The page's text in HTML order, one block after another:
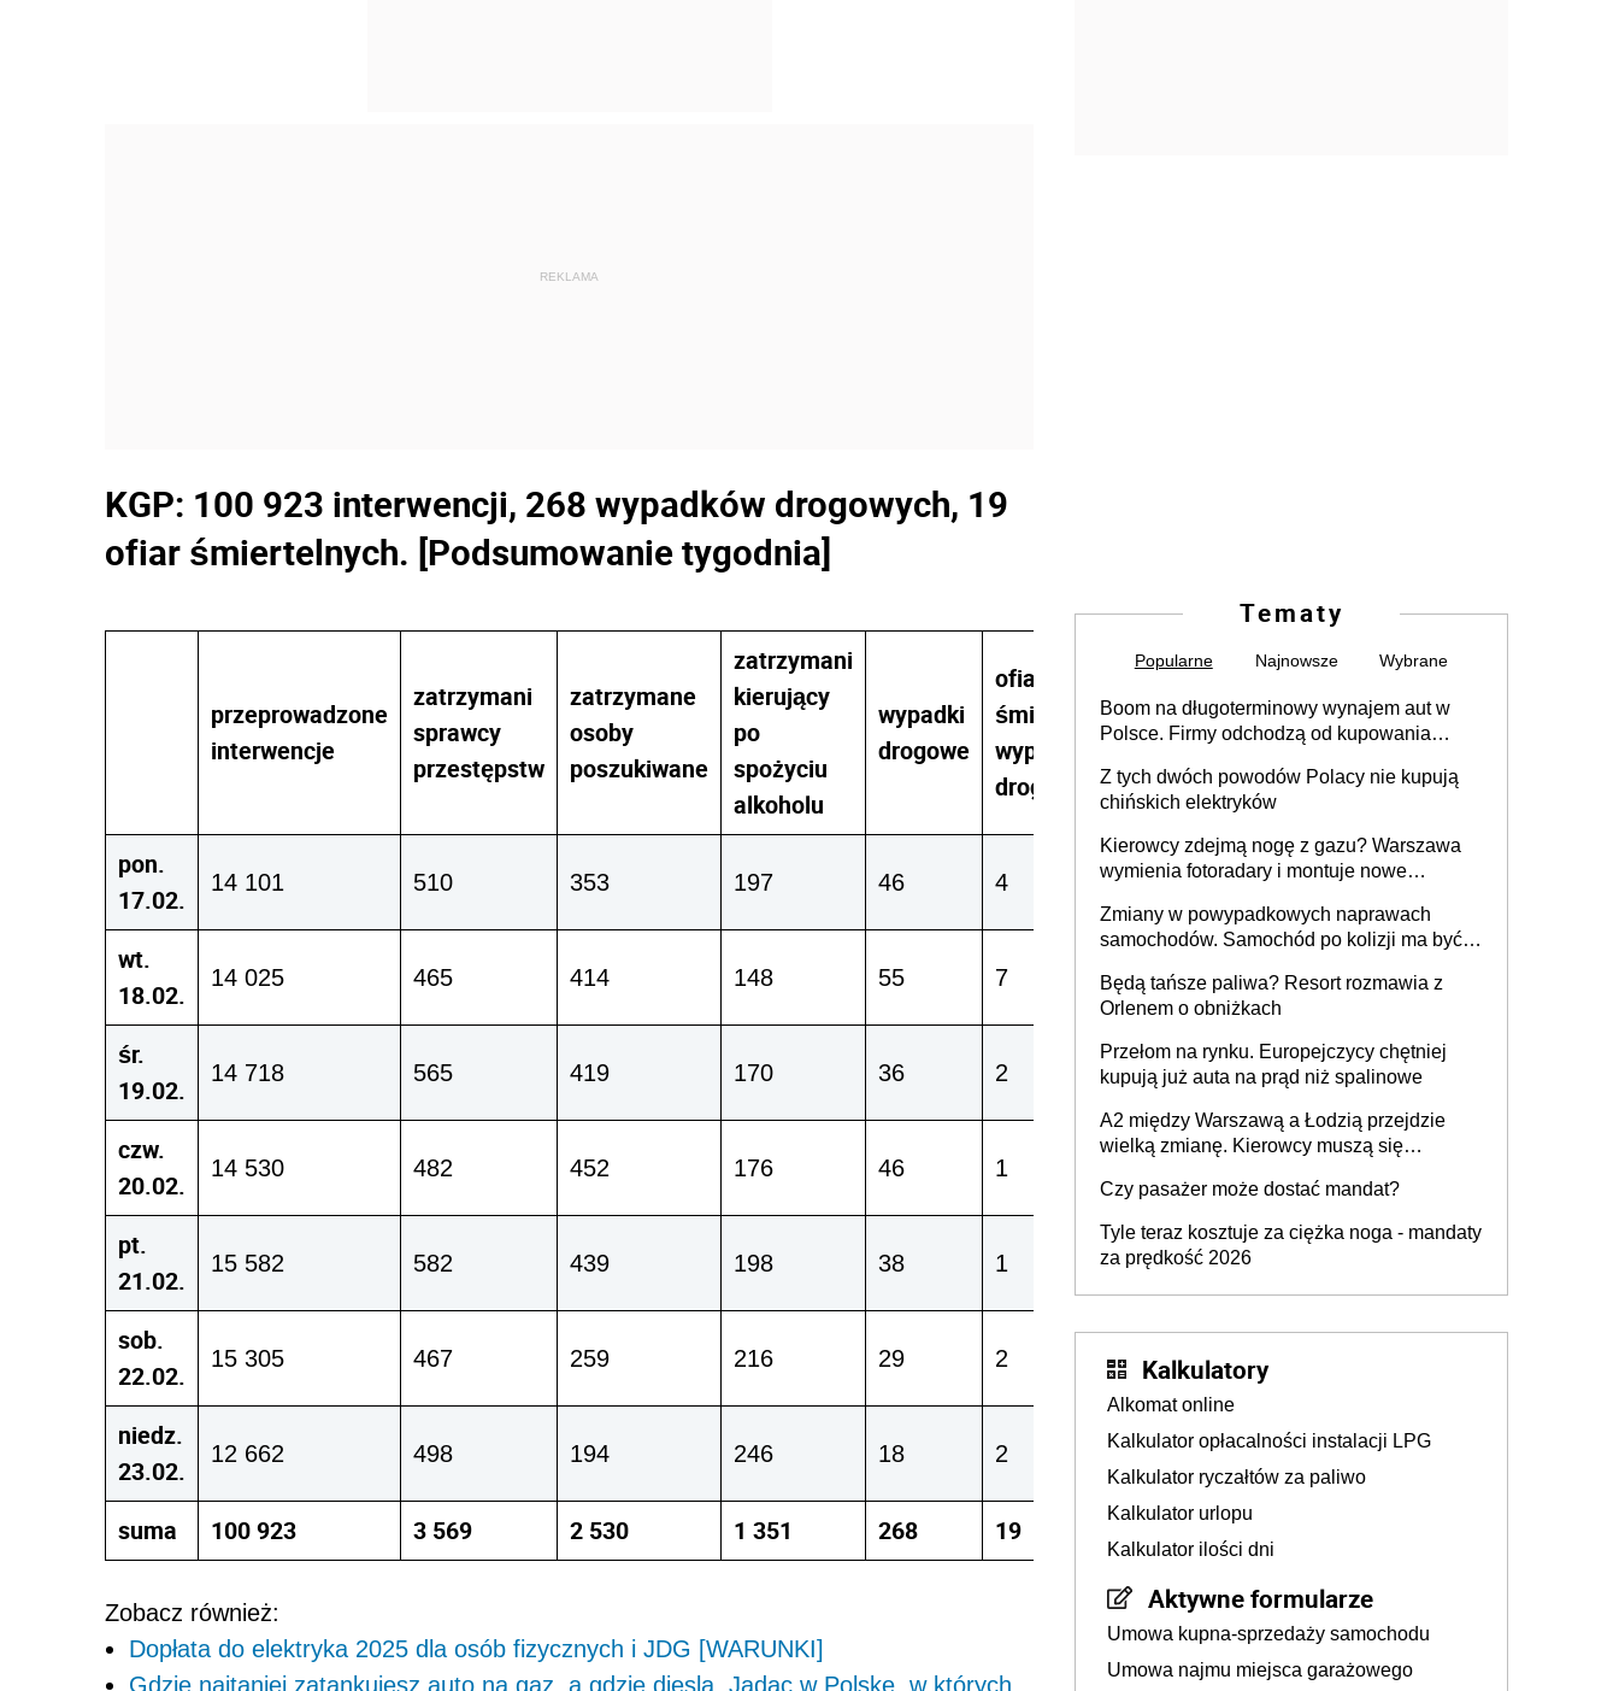
REKLAMA
KGP: 100 923 interwencji, 268 wypadków drogowych, 19
ofiar śmiertelnych. [Podsumowanie tygodnia]
przeprowadzone
interwencje
zatrzymani
sprawcy
przestępstw
zatrzymane
osoby
poszukiwane
zatrzymani
kierujący
po
spożyciu
alkoholu
wypadki
drogowe
ofiary
śmiertelne
wypadków
drogowych
ranni w
wypadkach
pon.
17.02.
14 101 510 353 197 46 4 50
wt.
18.02.
14 025 465 414 148 55 7 66
śr.
19.02.
14 718 565 419 170 36 2 37
czw.
20.02.
14 530 482 452 176 46 1
pt.
21.02.
15 582 582 439 198 38 1 47
sob.
22.02.
15 305 467 259 216 29 2 37
niedz.
23.02.
12 662 498 194 246 18 2 20
suma 100 923 3 569 2 530 1 351 268 19 313
Zobacz również:
Dopłata do elektryka 2025 dla osób fizycznych i JDG [WARUNKI]
Gdzie najtaniej zatankujesz auto na gaz, a gdzie diesla. Jadąc w Polskę, w których
Tematy
Popularne Najnowsze Wybrane
Boom na długoterminowy wynajem aut w
Polsce. Firmy odchodzą od kupowania
Z tych dwóch powodów Polacy nie kupują
chińskich elektryków
Kierowcy zdejmą nogę z gazu? Warszawa
wymienia fotoradary i montuje nowe
Zmiany w powypadkowych naprawach
samochodów. Samochód po kolizji ma być
technologią producenta
Będą tańsze paliwa? Resort rozmawia z
Orlenem o obniżkach
Przełom na rynku. Europejczycy chętniej
kupują już auta na prąd niż spalinowe
A2 między Warszawą a Łodzią przejdzie
wielką zmianę. Kierowcy muszą się
Czy pasażer może dostać mandat?
Tyle teraz kosztuje za ciężka noga - mandaty
za prędkość 2026
Kalkulatory
Alkomat online
Kalkulator opłacalności instalacji LPG
Kalkulator ryczałtów za paliwo
Kalkulator urlopu
Kalkulator ilości dni
Aktywne formularze
Umowa kupna-sprzedaży samochodu
Umowa najmu miejsca garażowego